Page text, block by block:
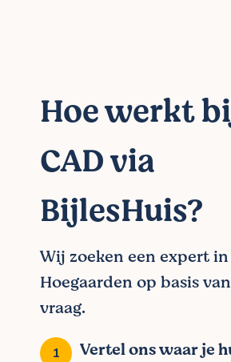
Hoe werkt
CAD via
BijlesHuis?
Wij zoeken een expert
Hoegaarden op basis
vraag.
Vertel ons waar je